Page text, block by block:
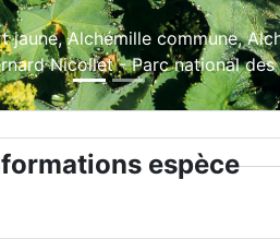
jaune, Alchémille commune,
Nicollet - Parc national des
espèce